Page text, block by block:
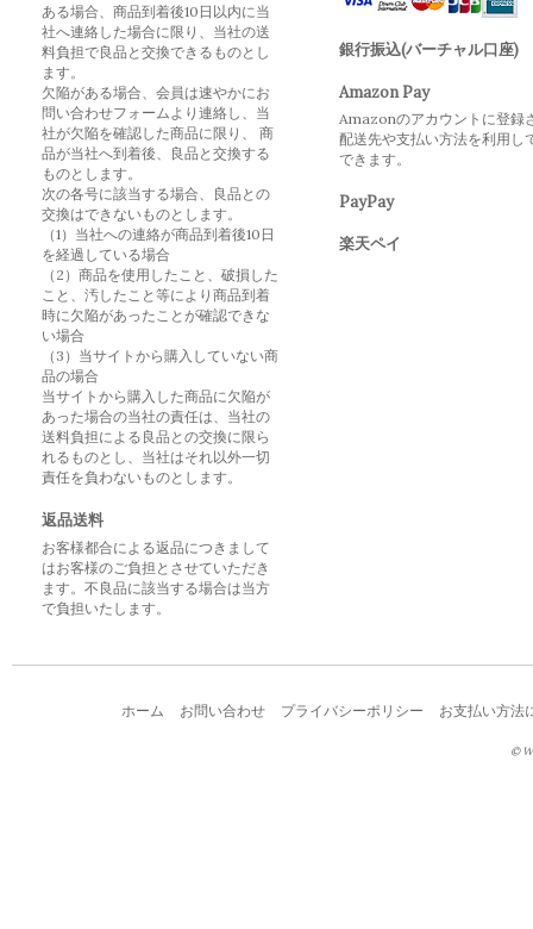
ある場合、商品到着後10日以内に当
社へ連絡した場合に限り、当社の送
料負担で良品と交換できるものとし
ます。
欠陥がある場合、会員は速やかにお
問い合わせフォームより連絡し、当
社が欠陥を確認した商品に限り、 商
品が当社へ到着後、良品と交換する
ものとします。
次の各号に該当する場合、良品との
交換はできないものとします。
（1）当社への連絡が商品到着後10日
を経過している場合
（2）商品を使用したこと、破損した
こと、汚したこと等により商品到着
時に欠陥があったことが確認できな
い場合
（3）当サイトから購入していない商
品の場合
当サイトから購入した商品に欠陥が
あった場合の当社の責任は、当社の
送料負担による良品との交換に限ら
れるものとし、当社はそれ以外一切
責任を負わないものとします。
返品送料
お客様都合による返品につきまして
はお客様のご負担とさせていただき
ます。不良品に該当する場合は当方
で負担いたします。
銀行振込(バーチャル口座)
Amazon Pay
Amazonのアカウントに登録
配送先や支払い方法を利用し
できます。
PayPay
楽天ペイ
ホーム お問い合わせ プライバシーポリシー お支払い方法
©